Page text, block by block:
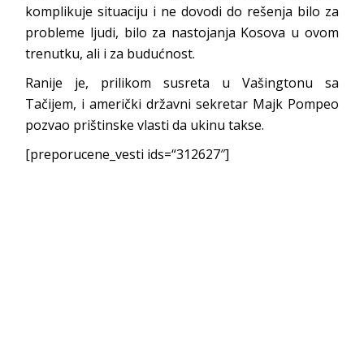
komplikuje situaciju i ne dovodi do rešenja bilo za
probleme ljudi, bilo za nastojanja Kosova u ovom
trenutku, ali i za budućnost.
Ranije je, prilikom susreta u Vašingtonu sa
Tačijem, i američki državni sekretar Majk Pompeo
pozvao prištinske vlasti da ukinu takse.
[preporucene_vesti ids=“312627″]